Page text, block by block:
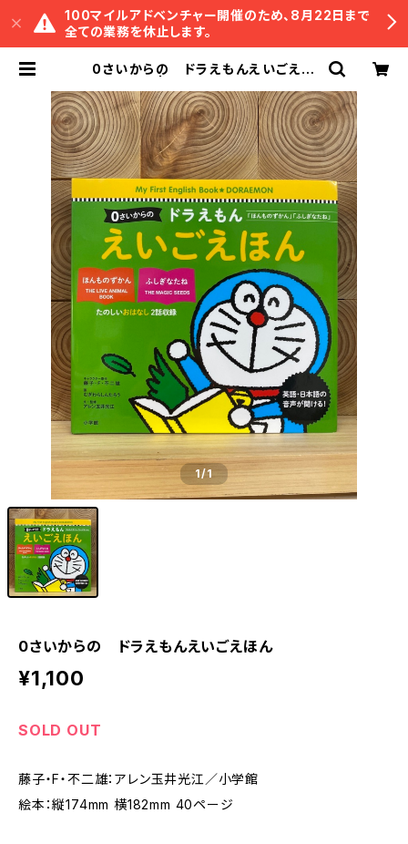
100マイルアドベンチャー開催のため、8月22日まで
全ての業務を休止します。
0さいからの ドラえもんえいごえほ
1/1
0さいからの ドラえもんえいごえほん
¥1,100
SOLD OUT
藤子・F・不二雄：アレン玉井光江／小学館
絵本：縦174mm 横182mm 40ページ